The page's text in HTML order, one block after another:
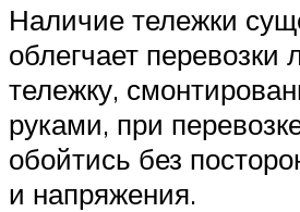
Наличие тележки
облегчает перевозки
тележку,
руками, при
обойтись без
и напряжения.